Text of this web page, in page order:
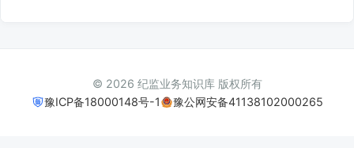
© 2026 纪监业务知识库 版权所有
豫ICP备18000148号-1
豫公网安备41138102000265